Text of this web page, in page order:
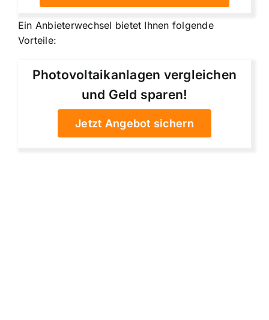
Ein Anbieterwechsel bietet Ihnen folgende
Vorteile:
Photovoltaikanlagen vergleichen
und Geld sparen!
Jetzt Angebot sichern